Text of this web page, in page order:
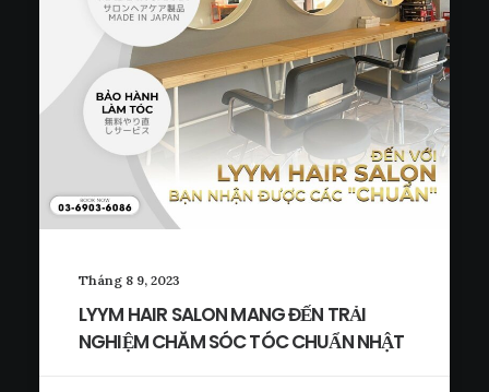
Tháng 8 9, 2023
LYYM HAIR SALON MANG ĐẾN TRẢI
NGHIỆM CHĂM SÓC TÓC CHUẨN NHẬT